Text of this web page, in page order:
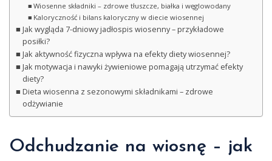
Wiosenne składniki – zdrowe tłuszcze, białka i węglowodany
Kaloryczność i bilans kaloryczny w diecie wiosennej
Jak wygląda 7-dniowy jadłospis wiosenny – przykładowe
posiłki?
Jak aktywność fizyczna wpływa na efekty diety wiosennej?
Jak motywacja i nawyki żywieniowe pomagają utrzymać efekty
diety?
Dieta wiosenna z sezonowymi składnikami – zdrowe
odżywianie
Odchudzanie na wiosnę – jak